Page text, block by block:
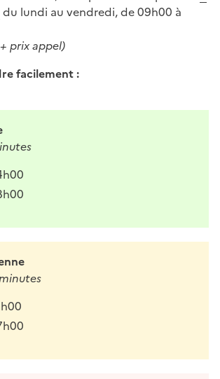
du lundi au vendredi, de 09h00 à
prix appel)
facilement :